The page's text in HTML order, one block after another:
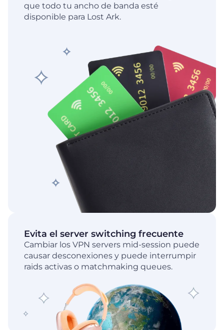
que todo tu ancho de banda esté
disponible para Lost Ark.
Evita el server switching frecuente
Cambiar los VPN servers mid-session puede
causar desconexiones y puede interrumpir
raids activas o matchmaking queues.